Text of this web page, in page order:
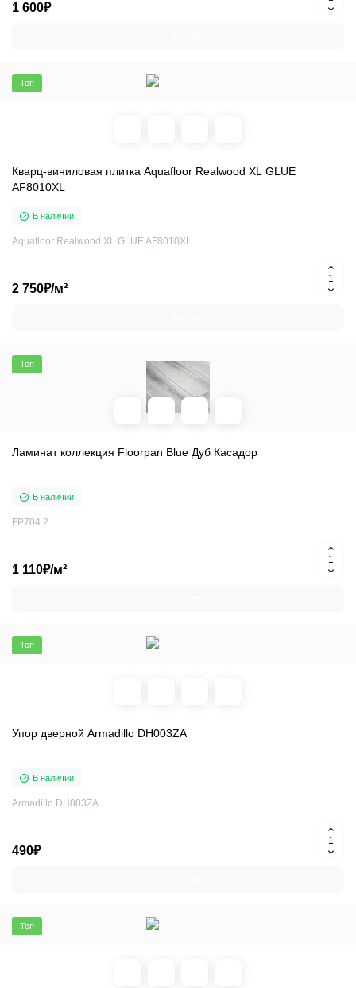
1 600₽
Топ
Кварц-виниловая плитка Aquafloor Realwood XL GLUE
AF8010XL
В наличии
Aquafloor Realwood XL GLUE AF8010XL
2 750₽/м²
Топ
Ламинат коллекция Floorpan Blue Дуб Касадор
В наличии
FP704.2
1 110₽/м²
Топ
Упор дверной Armadillo DH003ZA
В наличии
Armadillo DH003ZA
490₽
Топ